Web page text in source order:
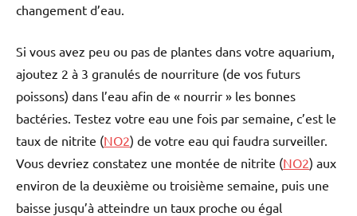
changement d’eau.
Si vous avez peu ou pas de plantes dans votre aquarium,
ajoutez 2 à 3 granulés de nourriture (de vos futurs
poissons) dans l’eau afin de « nourrir » les bonnes
bactéries. Testez votre eau une fois par semaine, c’est le
taux de nitrite (NO2) de votre eau qui faudra surveiller.
Vous devriez constatez une montée de nitrite (NO2) aux
environ de la deuxième ou troisième semaine, puis une
baisse jusqu’à atteindre un taux proche ou égal